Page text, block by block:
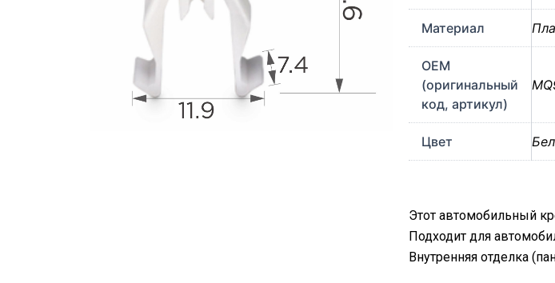
Материал
OEM
(оригинальный
код, артикул)
Цвет
Этот автомобильный
Подходит для
Внутренняя отделка